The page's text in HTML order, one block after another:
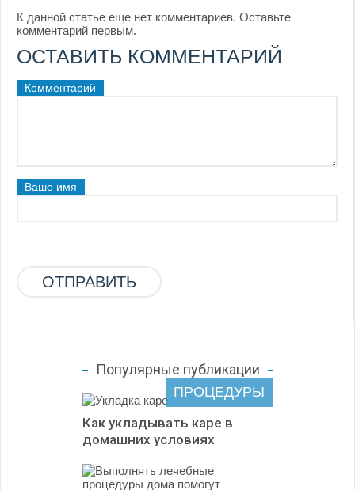
К данной статье еще нет комментариев. Оставьте
комментарий первым.
ОСТАВИТЬ КОММЕНТАРИЙ
Комментарий
Ваше имя
Популярные публикации
ПРОЦЕДУРЫ
Как укладывать каре в
домашних условиях